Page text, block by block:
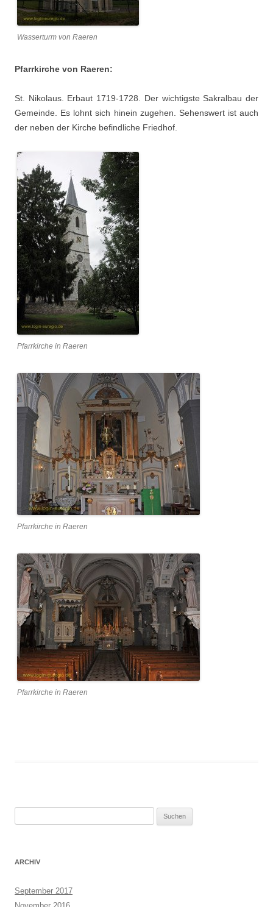
Wasserturm von Raeren
Pfarrkirche von Raeren:
St. Nikolaus. Erbaut 1719-1728. Der wichtigste Sakralbau der
Gemeinde. Es lohnt sich hinein zugehen. Sehenswert ist auch
der neben der Kirche befindliche Friedhof.
Pfarrkirche in Raeren
Pfarrkirche in Raeren
Pfarrkirche in Raeren
nach:
ARCHIV
September 2017